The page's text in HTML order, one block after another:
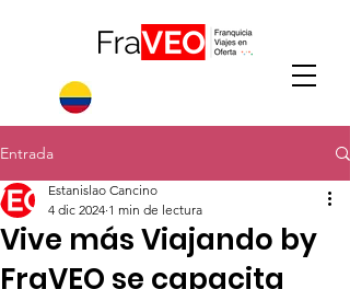
Entrada
Vive más Viajando by
FraVEO se capacita
Estanislao Cancino
4 dic 2024 1 min de lectura